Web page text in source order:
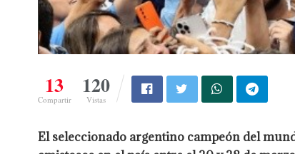
13
Compartir
120
Vistas
El seleccionado argentino campeón del